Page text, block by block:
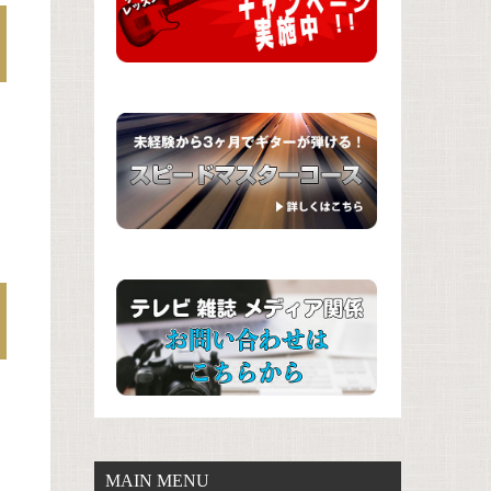
MAIN MENU